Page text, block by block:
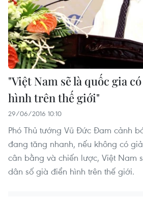
"Việt Nam sẽ là quốc gia
hình trên thế giới"
29/06/2016 10:10
Phó Thủ tướng Vũ Đức Đam cảnh
đang tăng nhanh, nếu không có
cân bằng và chiến lược, Việt Nam
dân số già điển hình trên thế giới.